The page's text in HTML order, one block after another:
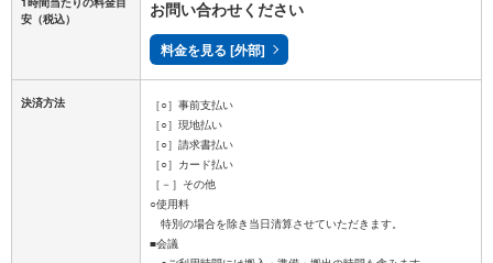
安 （税込） お問い合わせください
料金を見る [外部]
決済方法
［○］事前支払い
［○］現地払い
［○］請求書払い
［○］カード払い
［－］その他
○使用料
特別の場合を除き当日清算させていただきます。
■会議